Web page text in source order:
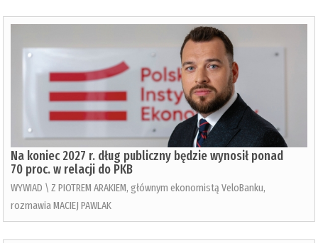
Na koniec 2027 r. dług publiczny będzie wynosił ponad
70 proc. w relacji do PKB
WYWIAD \ Z PIOTREM ARAKIEM, głównym ekonomistą VeloBanku,
rozmawia MACIEJ PAWLAK